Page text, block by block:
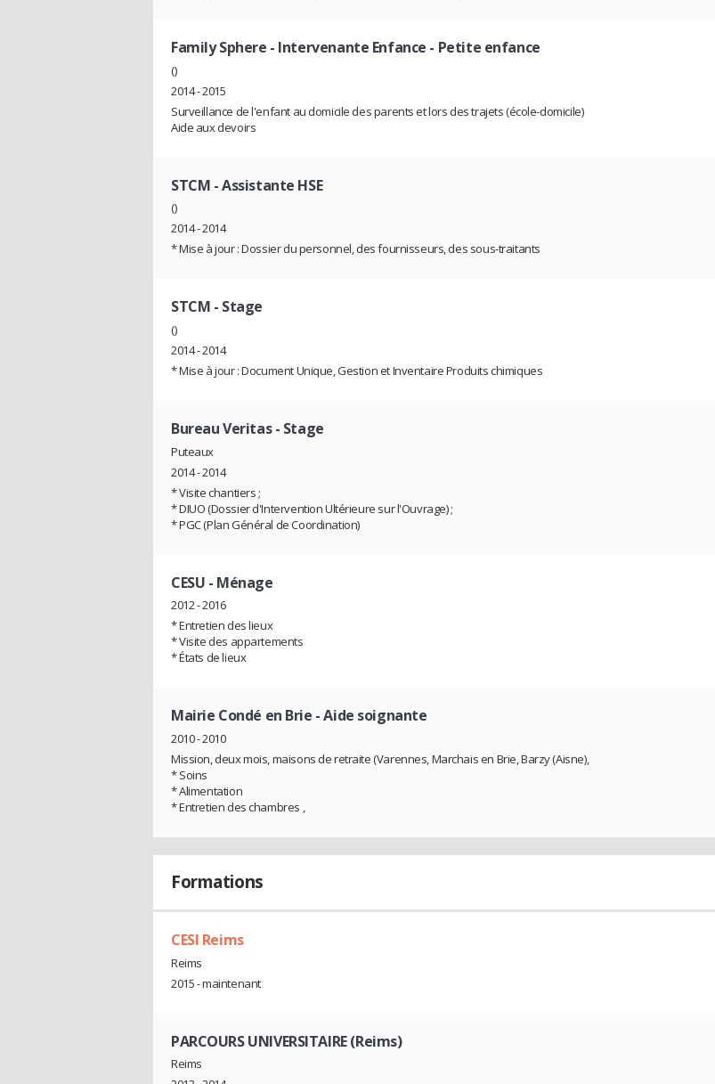
Family Sphere - Intervenante Enfance - Petite enfance
()
2014 - 2015
Surveillance de l'enfant au domicile des parents et lors des trajets (école-domicile)
Aide aux devoirs
STCM - Assistante HSE
()
2014 - 2014
* Mise à jour : Dossier du personnel, des fournisseurs, des sous-traitants
STCM - Stage
()
2014 - 2014
* Mise à jour : Document Unique, Gestion et Inventaire Produits chimiques
Bureau Veritas- Stage
Puteaux
2014 - 2014
* Visite chantiers ;
* DIUO (Dossier d'Intervention Ultérieure sur l'Ouvrage) ;
* PGC (Plan Général de Coordination)
CESU - Ménage
2012 - 2016
* Entretien des lieux
* Visite des appartements
* États de lieux
Mairie Condé en Brie - Aide soignante
2010 - 2010
Mission, deux mois, maisons de retraite (Varennes, Marchais en Brie, Barzy (Aisne),
* Soins
* Alimentation
* Entretien des chambres ,
Formations
CESI Reims
Reims
2015 - maintenant
PARCOURS UNIVERSITAIRE (Reims)
Reims